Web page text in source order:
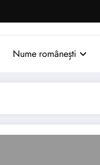
Nume românești